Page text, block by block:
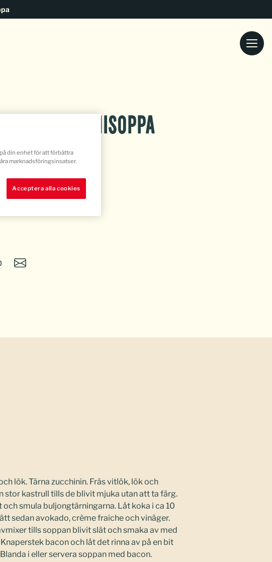
& zucchinisoppa
lök. Tärna zucchinin. Fräs vitlök, lök och
stor kastrull tills de blivit mjuka utan att ta färg.
smula buljongtärningarna. Låt koka i ca 10
sedan avokado, crème fraiche och vinäger.
tills soppan blivit slät och smaka av med
bacon och låt det rinna av på en bit
i eller servera soppan med bacon.
din enhet för att förbättra
marknadsföringsinsatser.
Acceptera alla cookies